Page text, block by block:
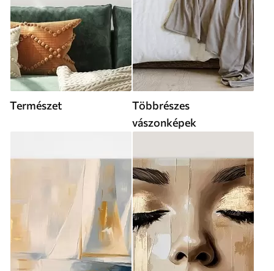
Természet
Többrészes
vászonképek